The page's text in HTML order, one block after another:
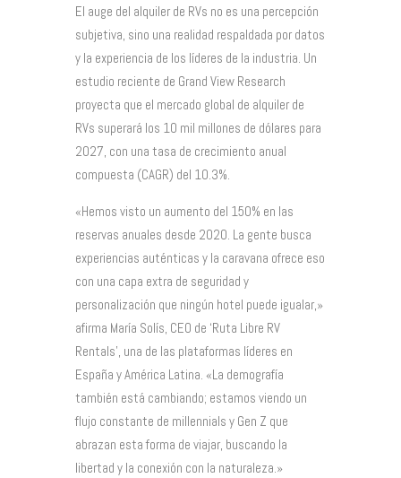
El auge del alquiler de RVs no es una percepción
subjetiva, sino una realidad respaldada por datos
y la experiencia de los líderes de la industria. Un
estudio reciente de Grand View Research
proyecta que el mercado global de alquiler de
RVs superará los 10 mil millones de dólares para
2027, con una tasa de crecimiento anual
compuesta (CAGR) del 10.3%.
«Hemos visto un aumento del 150% en las
reservas anuales desde 2020. La gente busca
experiencias auténticas y la caravana ofrece eso
con una capa extra de seguridad y
personalización que ningún hotel puede igualar,»
afirma María Solís, CEO de ‘Ruta Libre RV
Rentals’, una de las plataformas líderes en
España y América Latina. «La demografía
también está cambiando; estamos viendo un
flujo constante de millennials y Gen Z que
abrazan esta forma de viajar, buscando la
libertad y la conexión con la naturaleza.»